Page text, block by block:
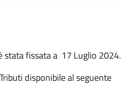
stata fissata a 17 Luglio 2024.
disponibile al seguente